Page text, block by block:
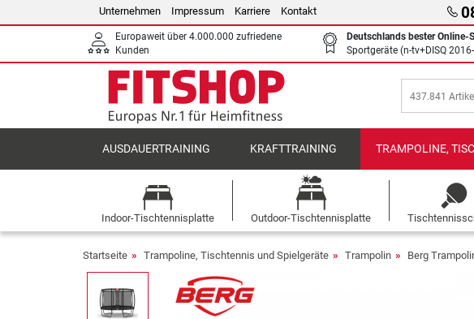
Unternehmen Impressum Karriere Kontakt
Europaweit über 4.000.000 zufriedene
Kunden
Deutschlands bester Online-
Sportgeräte (n-tv+DISQ
AUSDAUERTRAINING KRAFTTRAINING TRAMPOLINE,
Indoor-Tischtennisplatte Outdoor-Tischtennisplatte
Startseite Trampoline, Tischtennis und Spielgeräte Trampolin Berg